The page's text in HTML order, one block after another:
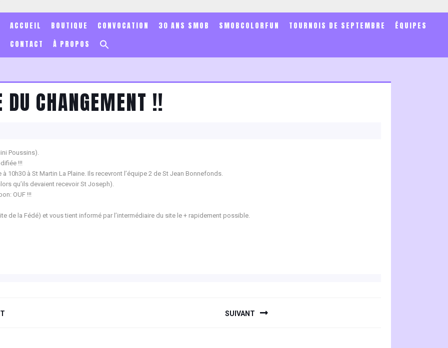
ACCUEIL BOUTIQUE CONVOCATION 30 ANS SMOB SMOBCOLORFUN TOURNOIS DE SEPTEMBRE
ÉQUIPES
CONTACT
À PROPOS
Search Button
DU CHANGEMENT !!
Poussins).
!!!
10h30 à St Martin La Plaine. Ils recevront l’équipe 2 de St Jean Bonnefonds.
qu’ils devaient recevoir St Joseph).
OUF !!!
de la Fédé) et vous tient informé par l’intermédiaire du site le + rapidement possible.
SUIVANT